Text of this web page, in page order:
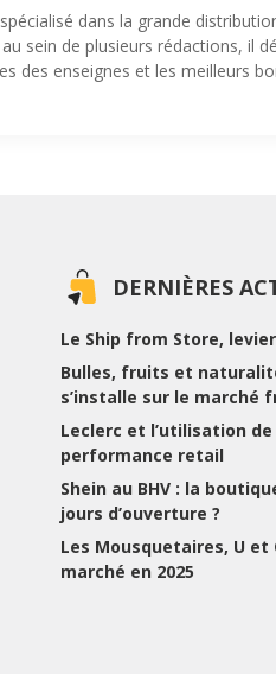
dans la grande
sein de plusieurs rédactions, il
des enseignes et les meilleurs
DERNIÈRES
Le Ship from Store,
Bulles, fruits et
s’installe sur le marché
Leclerc et l’utilisation
performance retail
Shein au BHV : la
jours d’ouverture ?
Les Mousquetaires, U
marché en 2025